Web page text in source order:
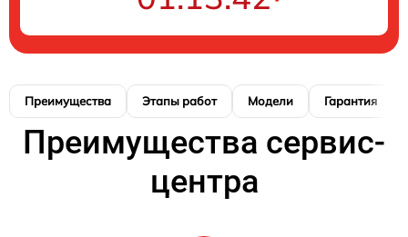
Преимущества Этапы работ Модели Гарантия
Преимущества сервис-
центра